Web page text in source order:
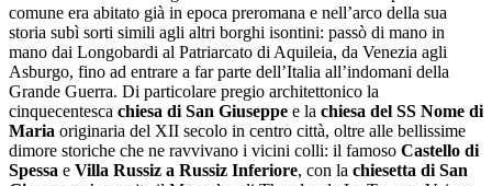
comune era abitato già in epoca preromana e nell’arco della sua
storia subì sorti simili agli altri borghi isontini: passò di mano in
mano dai Longobardi al Patriarcato di Aquileia, da Venezia agli
Asburgo, fino ad entrare a far parte dell’Italia all’indomani della
Grande Guerra. Di particolare pregio architettonico la
cinquecentesca chiesa di San Giuseppe e la chiesa del SS Nome di
Maria originaria del XII secolo in centro città, oltre alle bellissime
dimore storiche che ne ravvivano i vicini colli: il famoso Castello di
Spessa e Villa Russiz a Russiz Inferiore, con la chiesetta di San